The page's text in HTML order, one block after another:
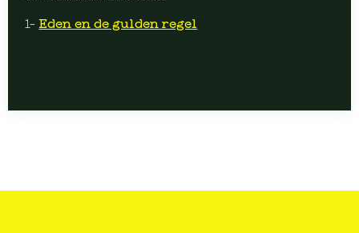
1- Eden en de gulden regel